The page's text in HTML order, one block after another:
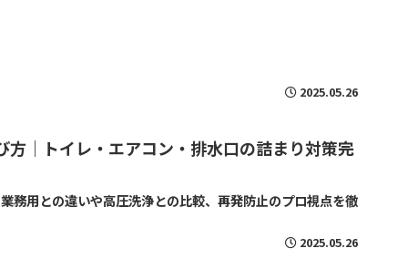
2025.05.26
｜トイレ・エアコン・排水口の詰まり対策完
務用との違いや高圧洗浄との比較、再発防止のプロ視点を徹
2025.05.26